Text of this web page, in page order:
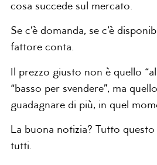
cosa succede sul mercato.
Se c’è domanda, se c’è
fattore conta.
Il prezzo giusto non è quello
“basso per svendere”, ma
guadagnare di più, in quel
La buona notizia? Tutto
tutti.